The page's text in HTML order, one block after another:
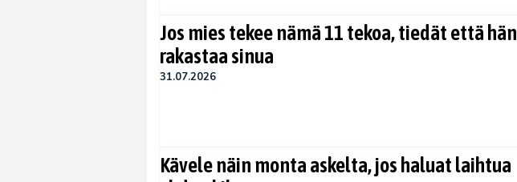
Jos mies tekee nämä 11 tekoa, tiedät että hän
rakastaa sinua
31.07.2026
Kävele näin monta askelta, jos haluat laihtua